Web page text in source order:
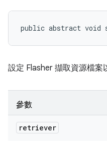
public abstract void
設定 Flasher 擷取資源檔案
參數
retriever